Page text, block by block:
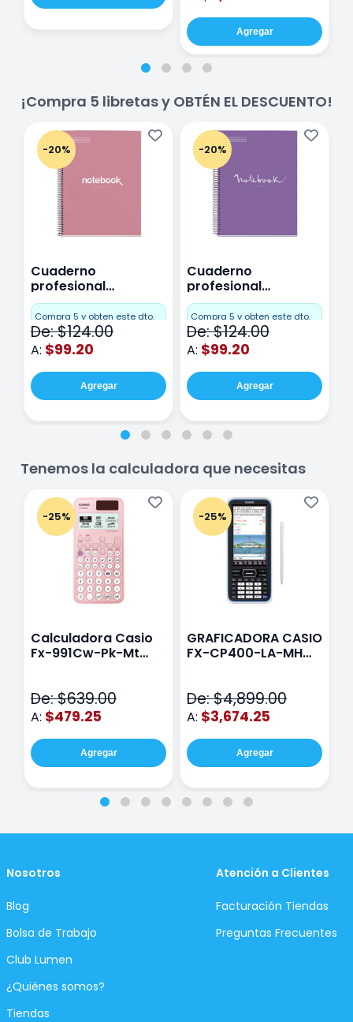
Agregar
¡Compra 5 libretas y OBTÉN EL DESCUENTO!
-20%
Cuaderno
profesional
Miquelrius Emotions
Cuadro Chico 80
hojas Rosa
Compra 5 y obten este dto.
De: $124.00
A: $99.20
Agregar
-20%
Cuaderno
profesional
Miquelrius Emotions
raya 80 hojas
Purpura
Compra 5 y obten este dto.
De: $124.00
A: $99.20
Agregar
Tenemos la calculadora que necesitas
-25%
Calculadora Casio
Fx-991Cw-Pk-Mt
De: $639.00
A: $479.25
Agregar
-25%
GRAFICADORA CASIO
FX-CP400-LA-MH
De: $4,899.00
A: $3,674.25
Agregar
Nosotros
Blog
Bolsa de Trabajo
Club Lumen
¿Quiénes somos?
Tiendas
Atención a Clientes
Facturación Tiendas
Preguntas Frecuentes